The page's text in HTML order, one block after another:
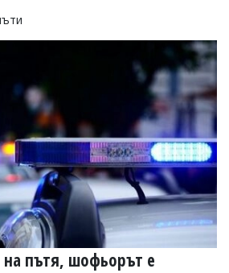
пътя, шофьорът е